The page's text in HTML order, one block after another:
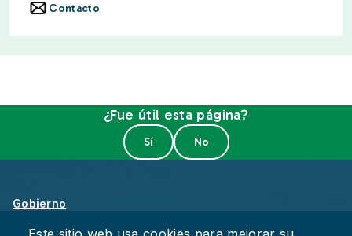
Contacto
¿Fue útil esta página?
Gobierno
Sobre Chattanooga